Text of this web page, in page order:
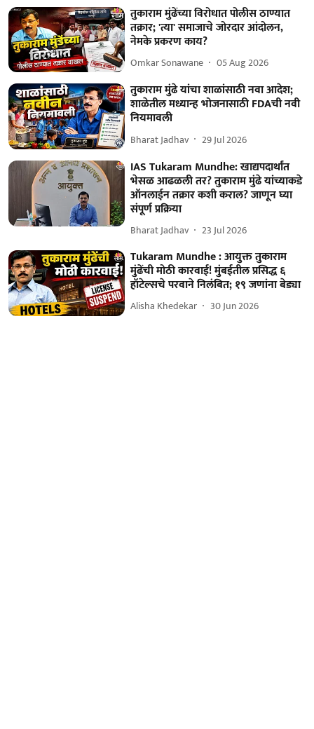
तुकाराम मुंढेंच्या विरोधात पोलीस ठाण्यात
तक्रार; 'त्या' समाजाचे जोरदार आंदोलन,
नेमके प्रकरण काय?
Omkar Sonawane 05 Aug 2026
तुकाराम मुंढे यांचा शाळांसाठी नवा आदेश;
शाळेतील मध्यान्ह भोजनासाठी FDAची नवी
नियमावली
Bharat Jadhav 29 Jul 2026
IAS Tukaram Mundhe: खाद्यपदार्थांत
भेसळ आढळली तर? तुकाराम मुंढे यांच्याकडे
ऑनलाईन तक्रार कशी कराल? जाणून घ्या
संपूर्ण प्रक्रिया
Bharat Jadhav 23 Jul 2026
Tukaram Mundhe : आयुक्त तुकाराम
मुंढेंची मोठी कारवाई! मुंबईतील प्रसिद्ध ६
हॉटेल्सचे परवाने निलंबित; १९ जणांना बेड्या
Alisha Khedekar 30 Jun 2026